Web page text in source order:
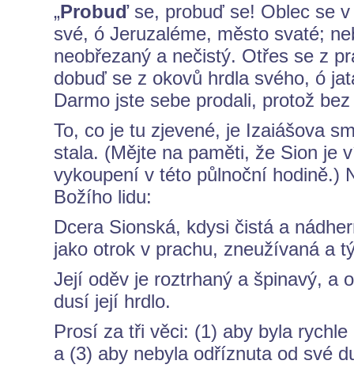
„Probuďse, probuď se! Oblec se
své, ó Jeruzaléme, město svaté;
neobřezaný a nečistý. Otřes se z
dobuď se z okovů hrdla svého, ó
Darmo jste sebe prodali, protož
To, co je tu zjevené, je Izaiášova
stala. (Mějte na paměti, že Sion je
vykoupení v této půlnoční hodině.)
Božího lidu:
Dcera Sionská, kdysi čistá a
jako otrok v prachu, zneužívaná a
Její oděv je roztrhaný a špinavý, a
dusí její hrdlo.
Prosí za tři věci: (1) aby byla
a (3) aby nebyla odříznuta od své